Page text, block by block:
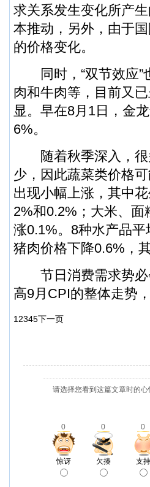
求关系发生变化所产
本推动，另外，由于
的价格变化。
同时，“双节效应”
肉和牛肉等，目前又
显。早在8月1日，金
6%。
随着秋季深入，很
少，因此蔬菜类价格
出现小幅上涨，其中
2%和0.2%；大米、
涨0.1%。8种水产品
猪肉价格下降0.6%，
节日消费需求势必
高9月CPI的整体走势
1 2345下一页
请选择您看到这篇文章时的心
0 0 0
惊讶 欠揍 支持